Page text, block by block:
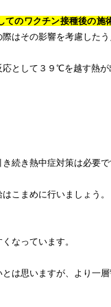
てのワクチン接種後の施
はその影響を考慮したう
として３９℃を越す熱が
続き熱中症対策は必要で
こまめに行いましょう。
なっています。
は思いますが、より一層